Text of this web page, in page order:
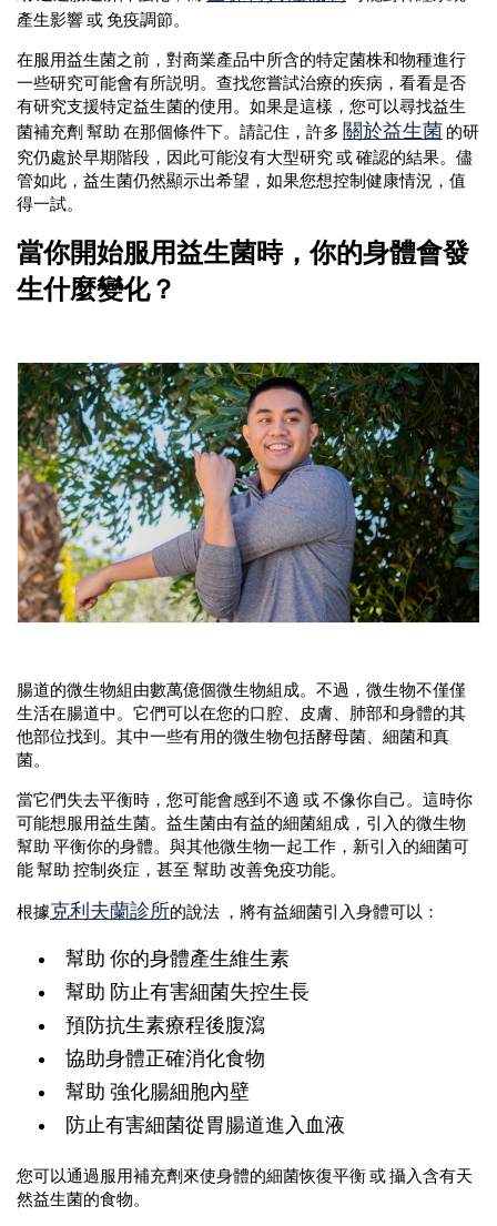
產生影響 或 免疫調節。
在服用益生菌之前，對商業產品中所含的特定菌株和物種進行
一些研究可能會有所説明。查找您嘗試治療的疾病，看看是否
有研究支援特定益生菌的使用。如果是這樣，您可以尋找益生
菌補充劑 幫助 在那個條件下。請記住，許多 關於益生菌 的研
究仍處於早期階段，因此可能沒有大型研究 或 確認的結果。儘
管如此，益生菌仍然顯示出希望，如果您想控制健康情況，值
得一試。
當你開始服用益生菌時，你的身體會發
生什麼變化？
腸道的微生物組由數萬億個微生物組成。不過，微生物不僅僅
生活在腸道中。它們可以在您的口腔、皮膚、肺部和身體的其
他部位找到。其中一些有用的微生物包括酵母菌、細菌和真
菌。
當它們失去平衡時，您可能會感到不適 或 不像你自己。這時你
可能想服用益生菌。益生菌由有益的細菌組成，引入的微生物
幫助 平衡你的身體。與其他微生物一起工作，新引入的細菌可
能 幫助 控制炎症，甚至 幫助 改善免疫功能。
根據克利夫蘭診所的說法 ，將有益細菌引入身體可以：
幫助 你的身體產生維生素
幫助 防止有害細菌失控生長
預防抗生素療程後腹瀉
協助身體正確消化食物
幫助 強化腸細胞內壁
防止有害細菌從胃腸道進入血液
您可以通過服用補充劑來使身體的細菌恢復平衡 或 攝入含有天
然益生菌的食物。